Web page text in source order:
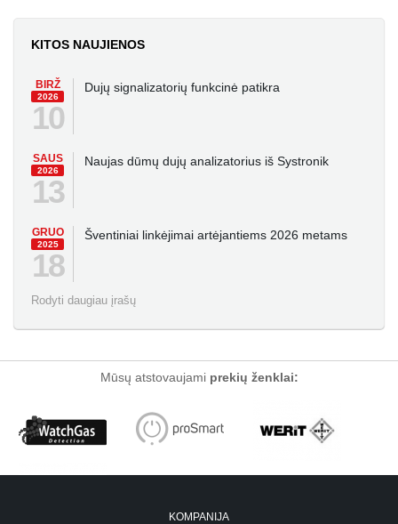
KITOS NAUJIENOS
BIRŽ
2026
10
Dujų signalizatorių funkcinė patikra
SAUS
2026
13
Naujas dūmų dujų analizatorius iš Systronik
GRUO
2025
18
Šventiniai linkėjimai artėjantiems 2026 metams
Rodyti daugiau įrašų
Mūsų atstovaujami prekių ženklai:
KOMPANIJA